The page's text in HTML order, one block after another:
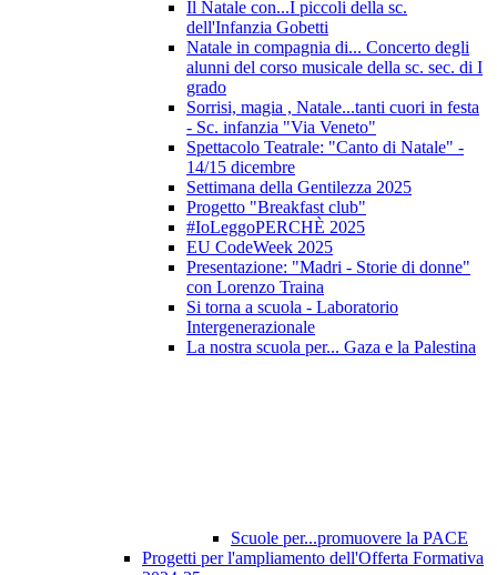
Il Natale con...I piccoli della sc.
dell'Infanzia Gobetti
Natale in compagnia di... Concerto degli
alunni del corso musicale della sc. sec. di I
grado
Sorrisi, magia , Natale...tanti cuori in festa
- Sc. infanzia "Via Veneto"
Spettacolo Teatrale: "Canto di Natale" -
14/15 dicembre
Settimana della Gentilezza 2025
Progetto "Breakfast club"
#IoLeggoPERCHÈ 2025
EU CodeWeek 2025
Presentazione: "Madri - Storie di donne"
con Lorenzo Traina
Si torna a scuola - Laboratorio
Intergenerazionale
La nostra scuola per... Gaza e la Palestina
Scuole per...promuovere la PACE
Progetti per l'ampliamento dell'Offerta Formativa